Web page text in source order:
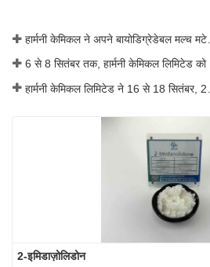
2-इमिडाज़ोलिडोन